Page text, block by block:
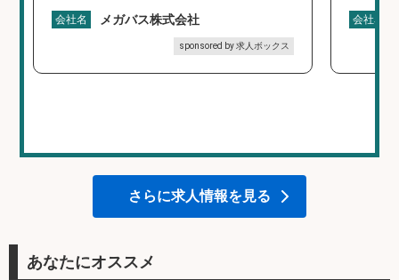
会社名 メガバス株式会社
sponsored by 求人ボックス
会社名
さらに求人情報を見る
あなたにオススメ